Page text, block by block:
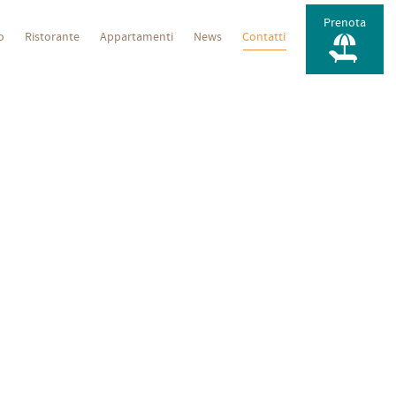
Ristorante Appartamenti News Contatti
Prenota